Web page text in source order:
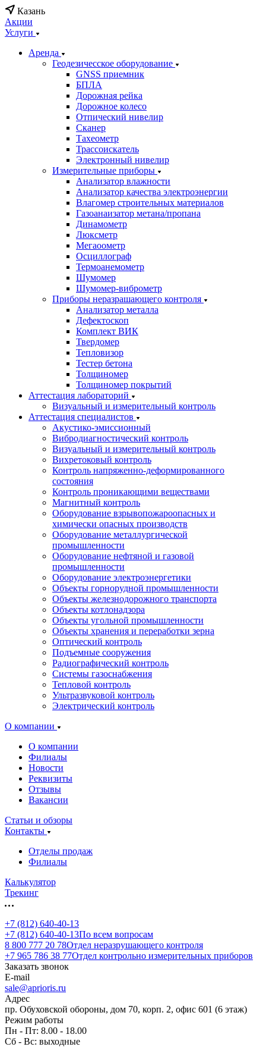
Казань
Акции
Услуги
Аренда
Геодезичесское оборудование
GNSS приемник
БПЛА
Дорожная рейка
Дорожное колесо
Отпический нивелир
Сканер
Тахеометр
Трассоискатель
Электронный нивелир
Измерительные приборы
Анализатор влажности
Анализатор качества электроэнергии
Влагомер строительных материалов
Газоанаизатор метана/пропана
Динамометр
Люксметр
Мегаоометр
Осциллограф
Термоанемометр
Шумомер
Шумомер-виброметр
Приборы неразрашающего контроля
Анализатор металла
Дефектоскоп
Комплект ВИК
Твердомер
Тепловизор
Тестер бетона
Толщиномер
Толщиномер покрытий
Аттестация лабораторий
Визуальный и измерительный контроль
Аттестация специалистов
Акустико-эмиссионный
Вибродиагностический контроль
Визуальный и измерительный контроль
Вихретоковый контроль
Контроль напряженно-деформированного
состояния
Контроль проникающими веществами
Магнитный контроль
Оборудование взрывопожароопасных и
химически опасных производств
Оборудование металлургической
промышленности
Оборудование нефтяной и газовой
промышленности
Оборудование электроэнергетики
Объекты горнорудной промышленности
Объекты железнодорожного транспорта
Объекты котлонадзора
Объекты угольной промышленности
Объекты хранения и переработки зерна
Оптический контроль
Подъемные сооружения
Радиографический контроль
Системы газоснабжения
Тепловой контроль
Ультразвуковой контроль
Электрический контроль
О компании
О компании
Филиалы
Новости
Реквизиты
Отзывы
Вакансии
Статьи и обзоры
Контакты
Отделы продаж
Филиалы
Калькулятор
Трекинг
+7 (812) 640-40-13
+7 (812) 640-40-13По всем вопросам
8 800 777 20 78Отдел неразрушающего контроля
+7 965 786 38 77Отдел контрольно измерительных приборов
Заказать звонок
E-mail
sale@aprioris.ru
Адрес
пр. Обуховской обороны, дом 70, корп. 2, офис 601 (6 этаж)
Режим работы
Пн - Пт: 8.00 - 18.00
Сб - Вс: выходные